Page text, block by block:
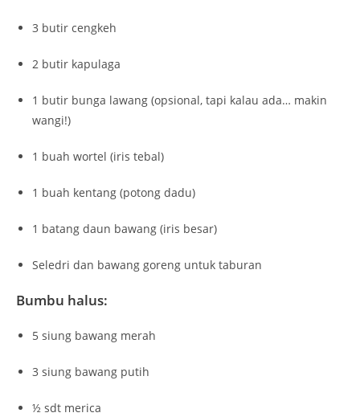
3 butir cengkeh
2 butir kapulaga
1 butir bunga lawang (opsional, tapi kalau ada… makin
wangi!)
1 buah wortel (iris tebal)
1 buah kentang (potong dadu)
1 batang daun bawang (iris besar)
Seledri dan bawang goreng untuk taburan
Bumbu halus:
5 siung bawang merah
3 siung bawang putih
½ sdt merica